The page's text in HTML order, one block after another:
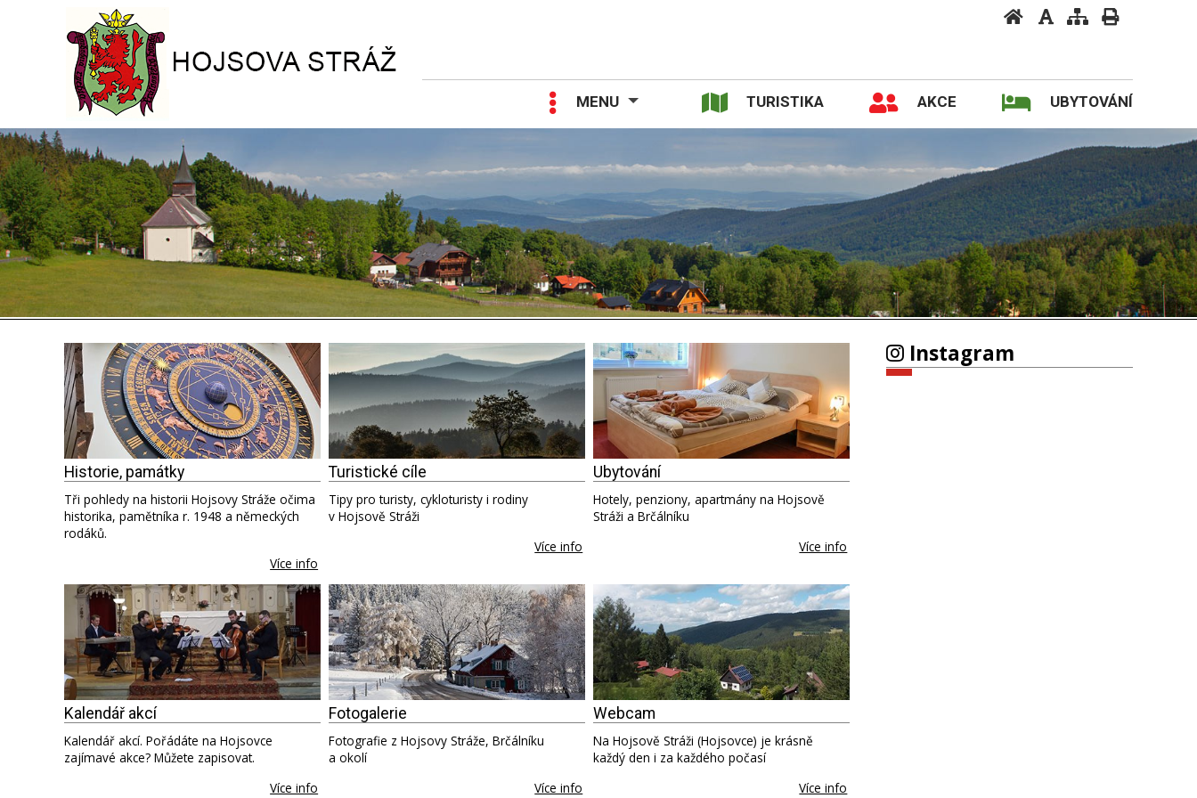
MENU TURISTIKA AKCE UBYTOVÁNÍ
Historie, památky
Tři pohledy na historii Hojsovy Stráže očima
historika, pamětníka r. 1948 a německých
rodáků.
Více info
Turistické cíle
Tipy pro turisty, cykloturisty i rodiny
v Hojsově Stráži
Více info
Ubytování
Hotely, penziony, apartmány na Hojsově
Stráži a Brčálníku
Více info
Kalendář akcí
Kalendář akcí. Pořádáte na Hojsovce
zajímavé akce? Můžete zapisovat.
Více info
Fotogalerie
Fotografie z Hojsovy Stráže, Brčálníku
a okolí
Více info
Webcam
Na Hojsově Stráži (Hojsovce) je krásně
každý den i za každého počasí
Více info
Instagram